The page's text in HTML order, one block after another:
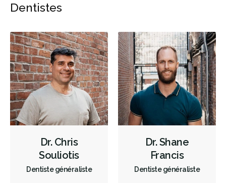
Urgence durant les heures de clinique
Appareils dentaires
Soins dentaires pour enfants
Services esthétiques
Urgences Orthodontie
Réparateur
Sédation
Moins
Dentistes
Dr. Chris
Souliotis
Dentiste généraliste
Dr. Shane
Francis
Dentiste généraliste